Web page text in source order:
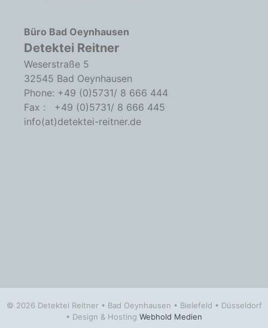
Büro Bad Oeynhausen
Detektei Reitner
Weserstraße 5
32545 Bad Oeynhausen
Phone: +49 (0)5731/ 8 666 444
Fax : +49 (0)5731/ 8 666 445
info(at)detektei-reitner.de
© 2026 Detektei Reitner • Bad Oeynhausen • Bielefeld • Düsseldorf
• Design & Hosting Webhold Medien